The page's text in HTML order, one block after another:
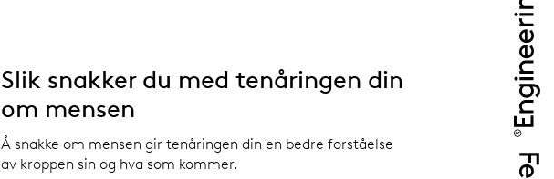
Slik snakker du med tenåringen din
om mensen
Å snakke om mensen gir tenåringen din en bedre forståelse
av kroppen sin og hva som kommer.